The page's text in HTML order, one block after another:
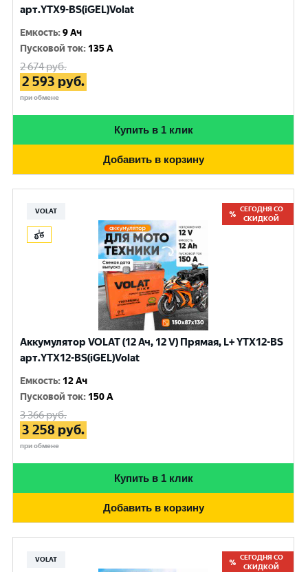
арт.YTX9-BS(iGEL)Volat
Емкость:9 Ач
Пусковой ток: 135 A
2 674руб.
2 593 руб.
при обмене
Купить в 1 клик
Добавить в корзину
VOLAT
СЕГОДНЯ СО
СКИДКОЙ
Аккумулятор VOLAT (12 Ач, 12 V) Прямая, L+ YTX12-BS
арт.YTX12-BS(iGEL)Volat
Емкость: 12 Ач
Пусковой ток: 150 A
3 366руб.
3 258 руб.
при обмене
Купить в 1 клик
Добавить в корзину
VOLAT
СЕГОДНЯ СО
СКИДКОЙ